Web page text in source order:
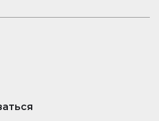
и эффективнее, чем
вопросы, делитесь
— всё в одном